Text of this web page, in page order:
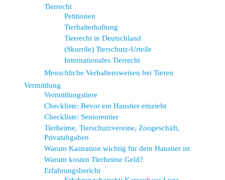
Tierrecht
Petitionen
Tierhalterhaftung
Tierrecht in Deutschland
(Skurrile) Tierschutz-Urteile
Internationales Tierrecht
Menschliche Verhaltensweisen bei Tieren
Vermittlung
Vermittlungstiere
Checkliste: Bevor ein Haustier einzieht
Checkliste: Seniorentier
Tierheime, Tierschutzvereine, Zoogeschäft,
Privatabgaben
Warum Kastration wichtig für dein Haustier ist
Warum kosten Tierheime Geld?
Erfahrungsbericht